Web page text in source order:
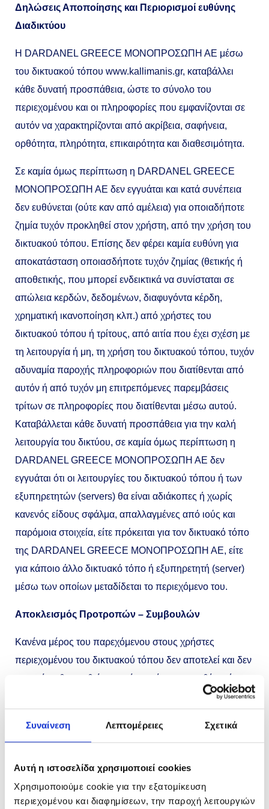
Συναίνεση Λεπτομέρειες Σχετικά
Αυτή η ιστοσελίδα χρησιμοποιεί cookies
Χρησιμοποιούμε cookie για την εξατομίκευση
περιεχομένου και διαφημίσεων, την παροχή λειτουργιών
Δηλώσεις Αποποίησης και Περιορισμοί ευθύνης
Διαδικτύου
Η DARDANEL GREECE MONOΠΡΟΣΩΠΗ ΑΕ μέσω
του δικτυακού τόπου www.kallimanis.gr, καταβάλλει
κάθε δυνατή προσπάθεια, ώστε το σύνολο του
περιεχομένου και οι πληροφορίες που εμφανίζονται σε
αυτόν να χαρακτηρίζονται από ακρίβεια, σαφήνεια,
ορθότητα, πληρότητα, επικαιρότητα και διαθεσιμότητα.
Σε καμία όμως περίπτωση η DARDANEL GREECE
MONOΠΡΟΣΩΠΗ ΑΕ δεν εγγυάται και κατά συνέπεια
δεν ευθύνεται (ούτε καν από αμέλεια) για οποιαδήποτε
ζημία τυχόν προκληθεί στον χρήστη, από την χρήση του
δικτυακού τόπου. Επίσης δεν φέρει καμία ευθύνη για
αποκατάσταση οποιασδήποτε τυχόν ζημίας (θετικής ή
αποθετικής, που μπορεί ενδεικτικά να συνίσταται σε
απώλεια κερδών, δεδομένων, διαφυγόντα κέρδη,
χρηματική ικανοποίηση κλπ.) από χρήστες του
δικτυακού τόπου ή τρίτους, από αιτία που έχει σχέση με
τη λειτουργία ή μη, τη χρήση του δικτυακού τόπου, τυχόν
αδυναμία παροχής πληροφοριών που διατίθενται από
αυτόν ή από τυχόν μη επιτρεπόμενες παρεμβάσεις
τρίτων σε πληροφορίες που διατίθενται μέσω αυτού.
Καταβάλλεται κάθε δυνατή προσπάθεια για την καλή
λειτουργία του δικτύου, σε καμία όμως περίπτωση η
DARDANEL GREECE MONOΠΡΟΣΩΠΗ ΑΕ δεν
εγγυάται ότι οι λειτουργίες του δικτυακού τόπου ή των
εξυπηρετητών (servers) θα είναι αδιάκοπες ή χωρίς
κανενός είδους σφάλμα, απαλλαγμένες από ιούς και
παρόμοια στοιχεία, είτε πρόκειται για τον δικτυακό τόπο
της DARDANEL GREECE MONOΠΡΟΣΩΠΗ ΑΕ, είτε
για κάποιο άλλο δικτυακό τόπο ή εξυπηρετητή (server)
μέσω των οποίων μεταδίδεται το περιεχόμενο του.
Αποκλεισμός Προτροπών – Συμβουλών
Κανένα μέρος του παρεχόμενου στους χρήστες
περιεχομένου του δικτυακού τόπου δεν αποτελεί και δεν
μπορεί να θεωρηθεί σε καμία περίπτωση, ευθέως ή
εμμέσως, παρότρυνση, οδηγία, συμβουλή ή προτροπή
εναπόκειται στη διακριτική ευχέρεια των χρηστών
βάση τη δική τους βούληση, αποκλειόμενης
οποιασδήποτε ευθύνης της DARDANEL GREECE
MONOΠΡΟΣΩΠΗ ΑΕ.